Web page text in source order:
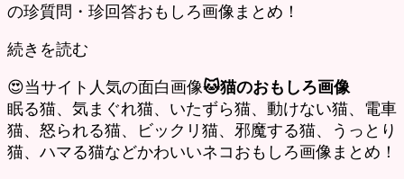
の珍質問・珍回答おもしろ画像まとめ！
続きを読む
😍当サイト人気の面白画像🐱猫のおもしろ画像
眠る猫、気まぐれ猫、いたずら猫、動けない猫、電車
猫、怒られる猫、ビックリ猫、邪魔する猫、うっとり
猫、ハマる猫などかわいいネコおもしろ画像まとめ！